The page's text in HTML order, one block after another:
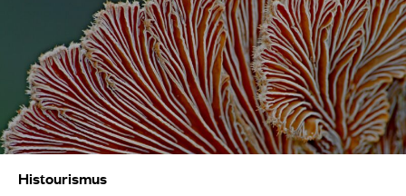
Histourismus